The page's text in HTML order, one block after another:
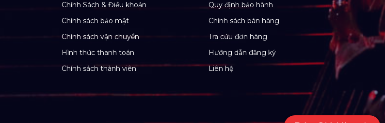
Chính Sách & Điều khoản
Chính sách bảo mật
Chính sách vận chuyển
Hình thức thanh toán
Chính sách thành viên
Quy định bảo hành
Chính sách bán hàng
Tra cứu đơn hàng
Hướng dẫn đăng ký
Liên hệ